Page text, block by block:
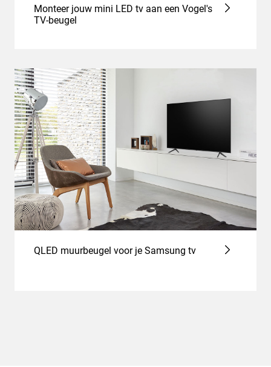
Monteer jouw mini LED tv aan een Vogel's
TV-beugel
QLED muurbeugel voor je Samsung tv